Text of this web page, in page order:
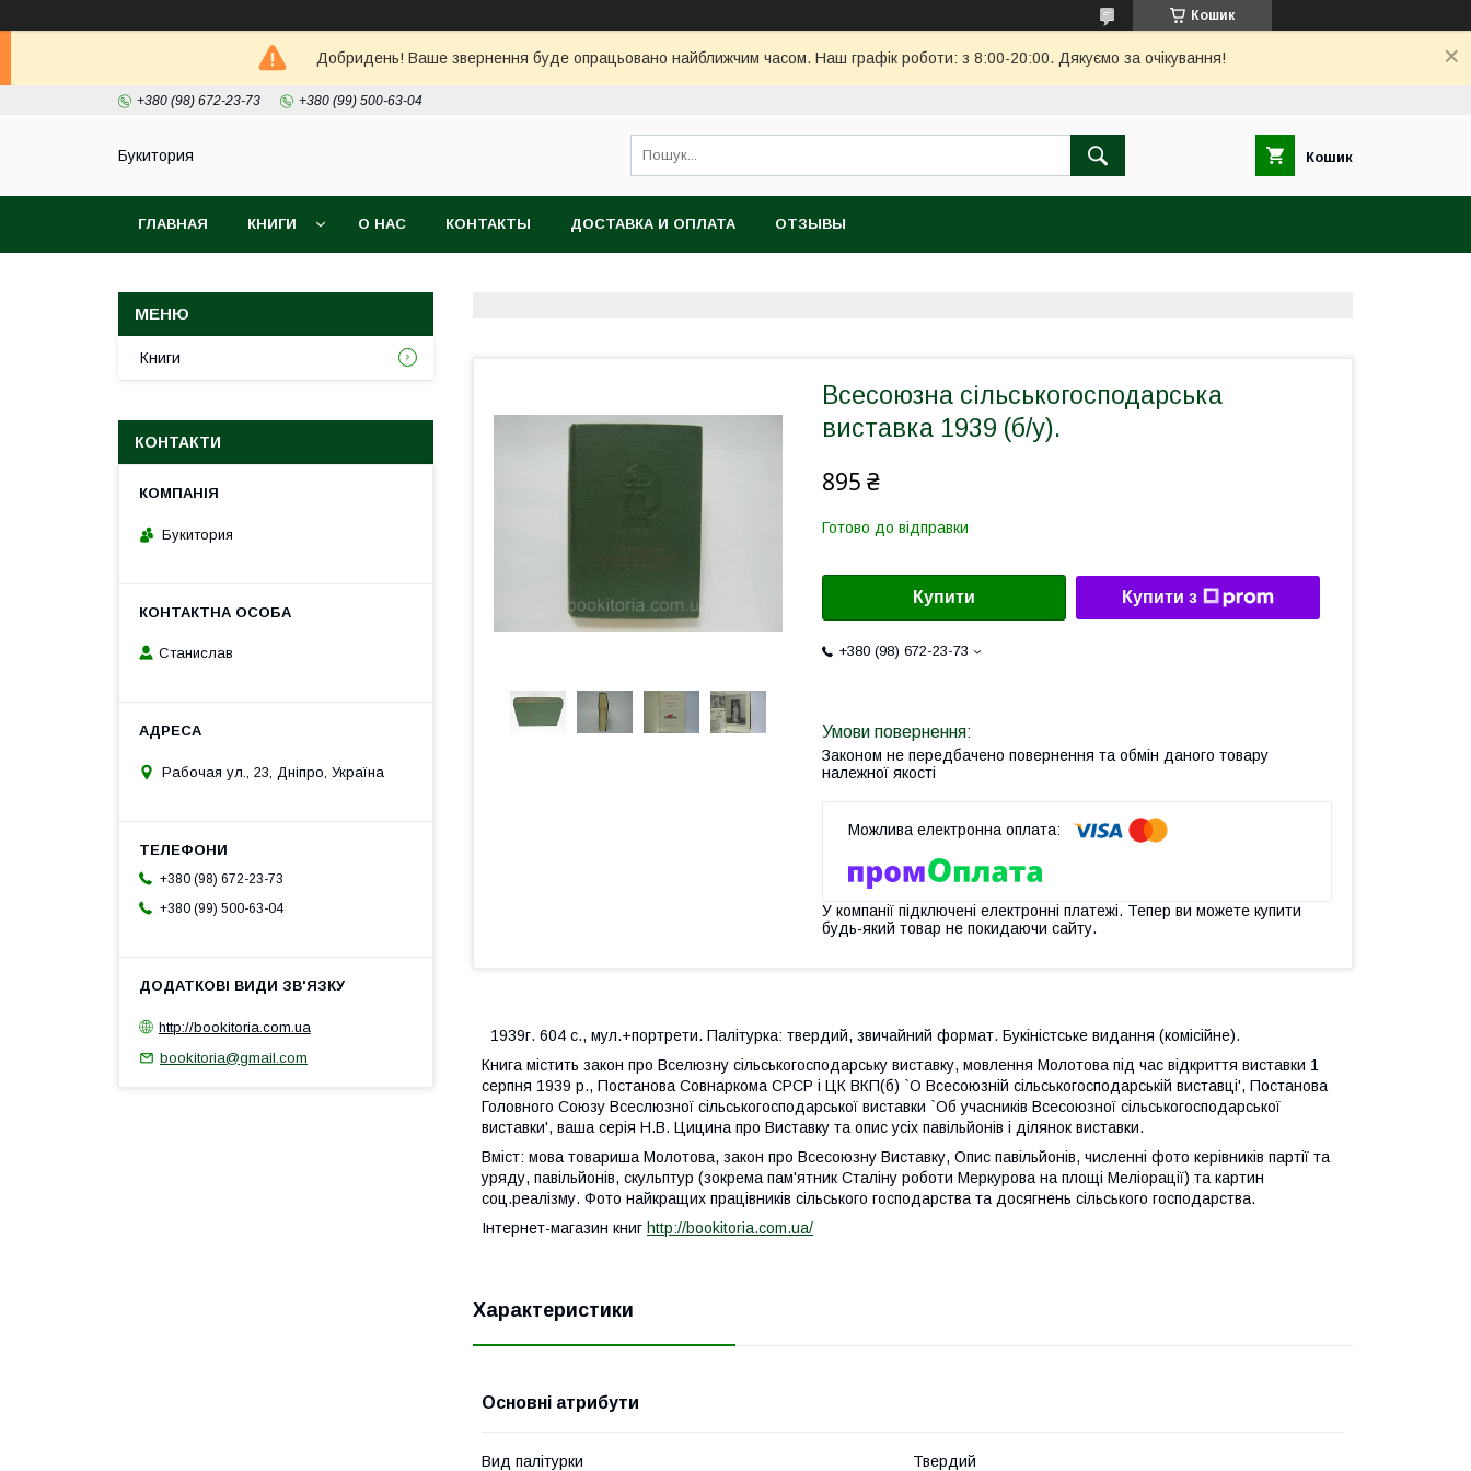
Кошик
Добридень! Ваше звернення буде опрацьовано найближчим часом. Наш графік роботи: з 8:00-20:00. Дякуємо за очікування!
+380 (98) 672-23-73 +380 (99) 500-63-04
Букитория Кошик
ГЛАВНАЯ КНИГИ О НАС КОНТАКТЫ ДОСТАВКА И ОПЛАТА ОТЗЫВЫ
Всесоюзна сільськогосподарська
виставка 1939 (б/у).
895 ₴
Готово до відправки
Купити Купити з
+380 (98) 672-23-73
Законом не передбачено повернення та обмін даного товару
належної якості
У компанії підключені електронні платежі. Тепер ви можете купити
будь-який товар не покидаючи сайту.
1939г. 604 с., мул.+портрети. Палітурка: твердий, звичайний формат. Букіністське видання (комісійне).
Книга містить закон про Вселюзну сільськогосподарську виставку, мовлення Молотова під час відкриття виставки 1
серпня 1939 р., Постанова Совнаркома СРСР і ЦК ВКП(б) `О Всесоюзній сільськогосподарській виставці', Постанова
Головного Союзу Всеслюзної сільськогосподарської виставки `Об учасників Всесоюзної сільськогосподарської
виставки', ваша серія Н.В. Цицина про Виставку та опис усіх павільйонів і ділянок виставки.
Вміст: мова товариша Молотова, закон про Всесоюзну Виставку, Опис павільйонів, численні фото керівників партії та
уряду, павільйонів, скульптур (зокрема пам'ятник Сталіну роботи Меркурова на площі Меліорації) та картин
соц.реалізму. Фото найкращих працівників сільського господарства та досягнень сільського господарства.
Інтернет-магазин книг http://bookitoria.com.ua/
Характеристики
Основні атрибути
Вид палітурки Твердий
Книги
КОНТАКТИ
Букитория
Станислав
Рабочая ул., 23, Дніпро, Україна
+380 (98) 672-23-73
+380 (99) 500-63-04
http://bookitoria.com.ua
bookitoria@gmail.com